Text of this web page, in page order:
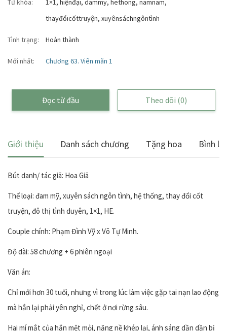
Từ khóa: 1×1, hiệnđại, dammy, hethong, namnam,
thayđổicốttruyện, xuyênsáchngôntình
Tình trạng: Hoàn thành
Mới nhất: Chương 63. Viên mãn 1
Đọc từ đầu Theo dõi (0)
Giới thiệu Danh sách chương Tặng hoa Bình
Bút danh/ tác giã: Hoa Giã
Thể loại: đam mỹ, xuyên sách ngôn tình, hệ thống, thay đổi cốt
truyện, đô thị tình duyên, 1×1, HE.
Couple chính: Phạm Đình Vỹ x Võ Tự Minh.
Độ dài: 58 chương + 6 phiên ngoại
Văn án:
Chỉ mới hơn 30 tuổi, nhưng vì trong lúc làm việc gặp tai nạn lao động
mà hắn lại phải yên nghỉ, chết ở nơi rừng sâu.
Hai mí mắt của hắn mệt mỏi, nặng nề khép lại, ánh sáng dần dần bị